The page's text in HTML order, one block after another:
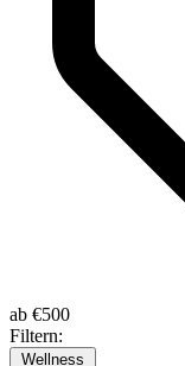
ab €500
Filtern:
Wellness